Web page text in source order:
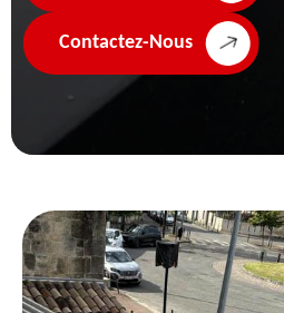
Contactez-Nous